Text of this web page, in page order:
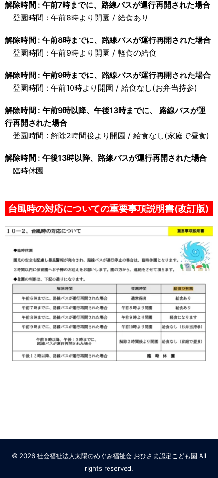
解除時間 : 午前7時までに、路線バスが運行再開された場合
登園時間 : 午前8時より開園 / 給食あり
解除時間 : 午前8時までに、路線バスが運行再開された場合
登園時間 : 午前9時より開園 / 軽食の給食
解除時間 : 午前9時までに、路線バスが運行再開された場合
登園時間 : 午前10時より開園 / 給食なし(お弁当持参)
解除時間 : 午前9時以降、午後13時までに、 路線バスが運
行再開された場合
登園時間 : 解除2時間後より開園 / 給食なし(家庭で昼食)
解除時間 : 午後13時以降、路線バスが運行再開された場合
臨時休園
台風時の対応についての重要事項説明書(改訂版)
© 2026 社会福祉法人太陽のめぐみ福祉会 おひさま認定こども園 All
rights reserved.